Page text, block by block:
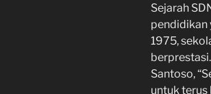
Sejarah
pendidikan
1975,
Santoso,
untuk